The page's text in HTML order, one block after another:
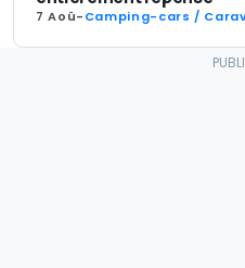
7 Aoû-Camping-cars /